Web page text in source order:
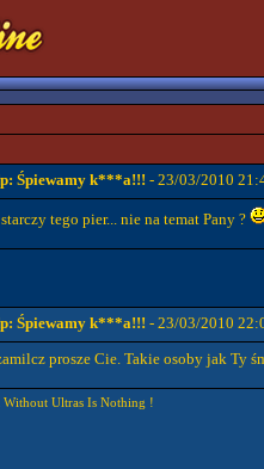
Śpiewamy k***a!!! - 23/03/2010
tego pier... nie na temat Pany ?
Śpiewamy k***a!!! - 23/03/2010
prosze Cie. Takie osoby jak Ty
Without Ultras Is Nothing !